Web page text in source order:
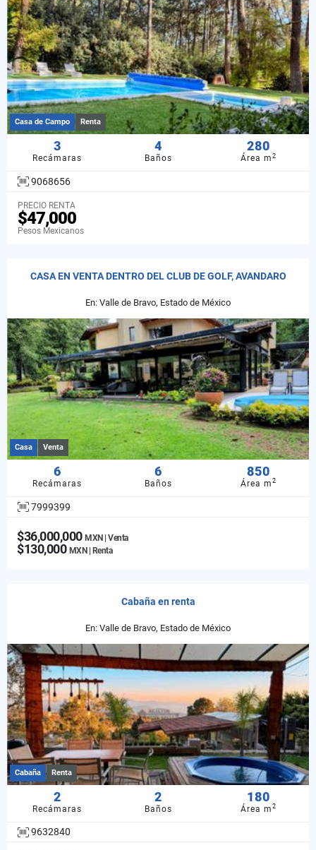
Casa de Campo Renta
3
Recámaras
4
Baños
280
Área m2
9068656
PRECIO RENTA
$47,000
Pesos Mexicanos
CASA EN VENTA DENTRO DEL CLUB DE GOLF, AVANDARO
En: Valle de Bravo, Estado de México
Casa Venta
6
Recámaras
6
Baños
850
Área m2
7999399
$36,000,000 MXN | Venta
$130,000 MXN | Renta
Cabaña en renta
En: Valle de Bravo, Estado de México
Cabaña Renta
2
Recámaras
2
Baños
180
Área m2
9632840